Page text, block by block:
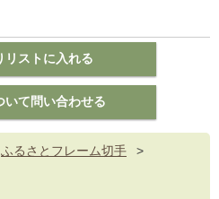
ふるさとフレーム切手
>